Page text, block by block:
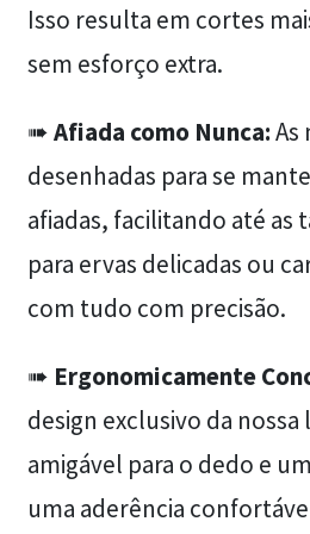
Isso resulta em cortes
sem esforço extra.
➠Afiada como Nunca:As
desenhadas para se
afiadas, facilitando até as
para ervas delicadas ou
com tudo com precisão.
➠ Ergonomicamente
design exclusivo da
amigável para o dedo e
uma aderência